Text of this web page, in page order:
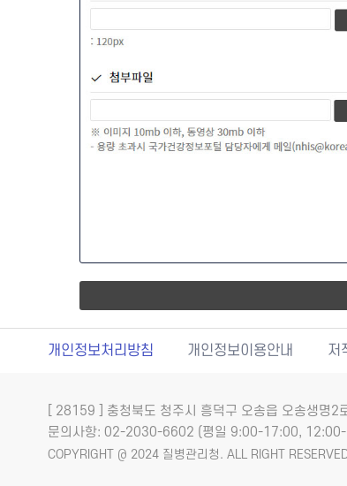
개인정보처리방침 개인정보이용안내 저
[ 28159 ] 충청북도 청주시 흥덕구 오송읍 오송생명
문의사항: 02-2030-6602 (평일 9:00-17:00, 12:00-
COPYRIGHT @ 2024 질병관리청. ALL RIGHT